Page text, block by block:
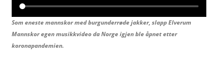
Som eneste mannskor med burgunderrøde jakker, slapp Elverum
Mannskor egen musikkvideo da Norge igjen ble åpnet etter
koronapandemien.